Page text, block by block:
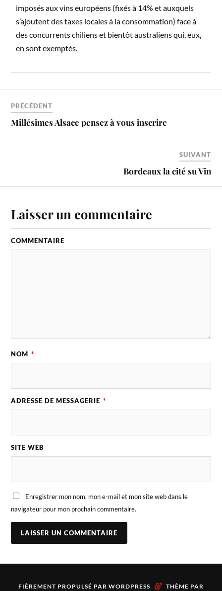
imposés aux vins européens (fixés à 14% et auxquels
s’ajoutent des taxes locales à la consommation) face à
des concurrents chiliens et bientôt australiens qui, eux,
en sont exemptés.
PRÉCÉDENT
Millésimes Alsace pensez à vous inscrire
SUIVANT
Bordeaux la cité su Vin
Laisser un commentaire
COMMENTAIRE
NOM *
ADRESSE DE MESSAGERIE *
SITE WEB
Enregistrer mon nom, mon e-mail et mon site web dans le
navigateur pour mon prochain commentaire.
FIÈREMENT PROPULSÉ PAR WORDPRESS & THÈME PAR